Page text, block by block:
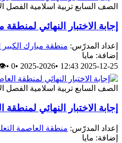
الصف السابع تربية اسلامية الفصل
إجابة الاختبار النهائي لمنطقة
إعداد المدرّس: منطقة مبارك الكبير
إضافة: مايا
2025-12-25 12:43
•
2025-2026
•
0
•
345
الصف السابع تربية اسلامية الفصل
إجابة الاختبار النهائي لمنطقة
إعداد المدرّس: منطقة العاصمة
إضافة: مايا